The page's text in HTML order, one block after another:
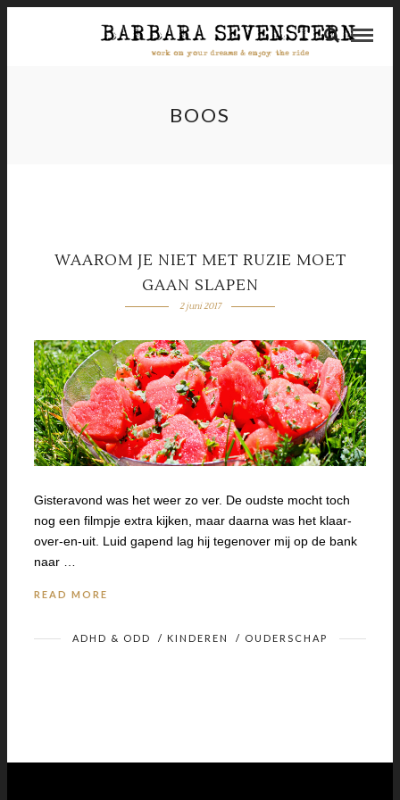
BOOS
WAAROM JE NIET MET RUZIE MOET
GAAN SLAPEN
2 juni 2017
Gisteravond was het weer zo ver. De oudste mocht toch
nog een filmpje extra kijken, maar daarna was het klaar-
over-en-uit. Luid gapend lag hij tegenover mij op de bank
naar …
READ MORE
ADHD & ODD / KINDEREN / OUDERSCHAP